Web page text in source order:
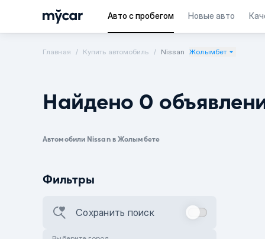
Авто с пробегом Новые авто
Главная Купить автомобиль Nissan Жолымбет
Найдено 0
Автомобили Nissan в Жолымбете
Фильтры
Сохранить поиск